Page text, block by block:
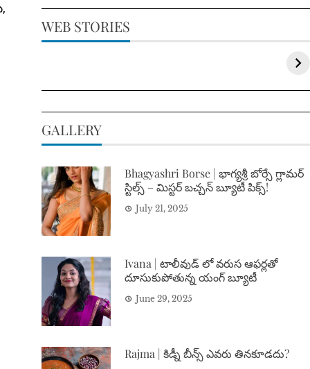
WEB STORIES
GALLERY
Bhagyashri Borse | భాగ్యశ్రీ బోర్సే గ్లామర్
స్టిల్స్ – మిస్టర్ బచ్చన్ బ్యూటీ పిక్స్!
July 21, 2025
Ivana | టాలీవుడ్ లో వరుస ఆఫర్లతో
దూసుకుపోతున్న యంగ్ బ్యూటీ
June 29, 2025
Rajma | కిడ్నీ బీన్స్ ఎవరు తినకూడదు?